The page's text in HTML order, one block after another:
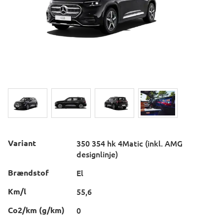
Variant
350 354 hk 4Matic (inkl. AMG
designlinje)
Brændstof El
Km/l 55,6
Co2/km (g/km) 0